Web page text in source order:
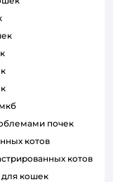
почек
котов
котов
для кошек